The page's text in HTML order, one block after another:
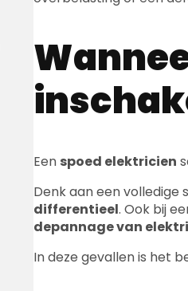
Een spoed elektricien
Denk aan een
differentieel. Ook bij
depannage van
In deze gevallen is het